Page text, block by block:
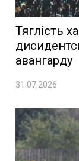
Тяглість
авангарду
31.07.2026